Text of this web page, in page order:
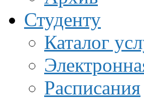
Студенту
Каталог
Расписания